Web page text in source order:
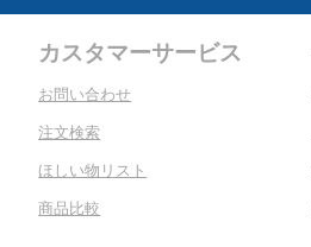
カスタマーサービス
お問い合わせ
注文検索
ほしい物リスト
商品比較